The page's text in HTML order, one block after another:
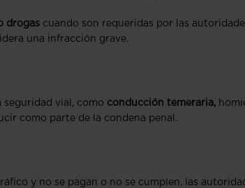
drogas cuando son requeridas por las
una infracción grave.
seguridad vial, como conducción temeraria,
como parte de la condena penal.
y no se pagan o no se cumplen, las